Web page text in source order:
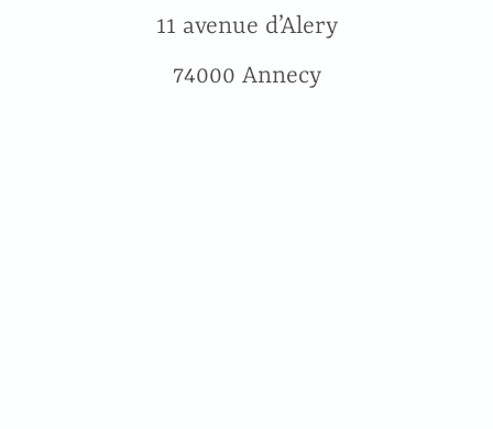
11 avenue d’Alery
74000 Annecy